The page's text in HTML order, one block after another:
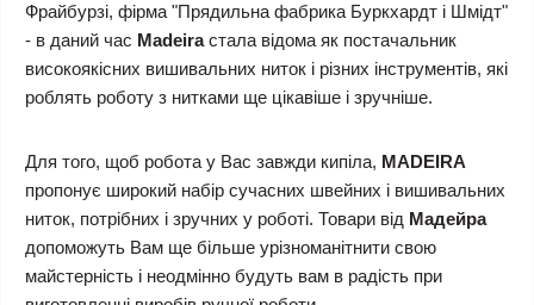
Фрайбурзі, фірма "Прядильна фабрика Буркхардт і Шмідт"
- в даний час Madeiraстала відома як постачальник
високоякісних вишивальних ниток і різних інструментів, які
роблять роботу з нитками ще цікавіше і зручніше.
Для того, щоб робота у Вас завжди кипіла, MADEIRA
пропонує широкий набір сучасних швейних і вишивальних
ниток, потрібних і зручних у роботі. Товари від Мадейра
допоможуть Вам ще більше урізноманітнити свою
майстерність і неодмінно будуть вам в радість при